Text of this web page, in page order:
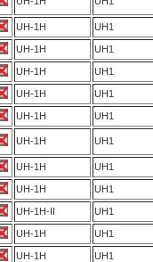
UH-1H UH1
UH-1H UH1
UH-1H UH1
UH-1H UH1
UH-1H UH1
UH-1H UH1
UH-1H UH1
UH-1H UH1
UH-1H-II UH1
UH-1H UH1
UH-1H UH1